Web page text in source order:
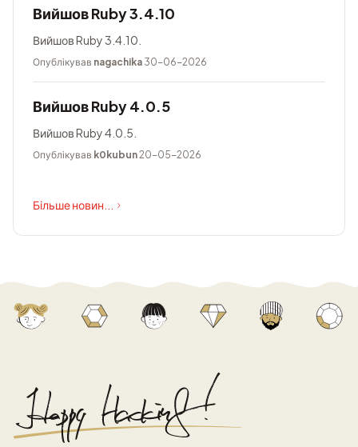
Вийшов Ruby 3.4.10
Вийшов Ruby 3.4.10.
Опублікував nagachika 30-06-2026
Вийшов Ruby 4.0.5
Вийшов Ruby 4.0.5.
Опублікував k0kubun20-05-2026
Більше новин...